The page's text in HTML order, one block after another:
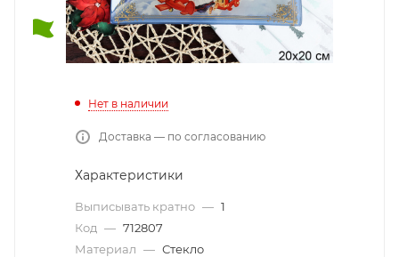
Нет в наличии
Доставка — по согласованию
Характеристики
Выписывать кратно — 1
Код — 712807
Материал — Стекло